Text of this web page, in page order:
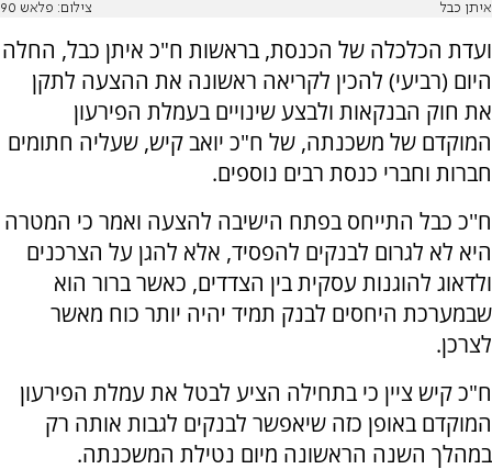
איתן כבל צילום: פלאש 90
ועדת הכלכלה של הכנסת, בראשות ח"כ איתן כבל, החלה
היום (רביעי) להכין לקריאה ראשונה את ההצעה לתקן
את חוק הבנקאות ולבצע שינויים בעמלת הפירעון
המוקדם של משכנתה, של ח"כ יואב קיש, שעליה חתומים
חברות וחברי כנסת רבים נוספים.
ח''כ כבל התייחס בפתח הישיבה להצעה ואמר כי המטרה
היא לא לגרום לבנקים להפסיד, אלא להגן על הצרכנים
ולדאוג להוגנות עסקית בין הצדדים, כאשר ברור הוא
שבמערכת היחסים לבנק תמיד יהיה יותר כוח מאשר
לצרכן.
ח"כ קיש ציין כי בתחילה הציע לבטל את עמלת הפירעון
המוקדם באופן כזה שיאפשר לבנקים לגבות אותה רק
במהלך השנה הראשונה מיום נטילת המשכנתה.